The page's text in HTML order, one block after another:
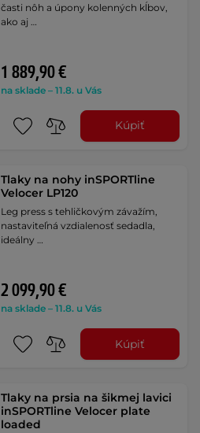
časti nôh a úpony kolenných kĺbov,
ako aj …
1 889,90 €
na sklade – 11.8. u Vás
Kúpiť
Tlaky na nohy inSPORTline
Velocer LP120
Leg press s tehličkovým závažím,
nastaviteľná vzdialenosť sedadla,
ideálny …
2 099,90 €
na sklade – 11.8. u Vás
Kúpiť
Tlaky na prsia na šikmej lavici
inSPORTline Velocer plate
loaded